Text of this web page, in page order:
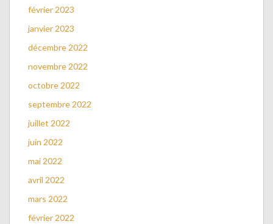
février 2023
janvier 2023
décembre 2022
novembre 2022
octobre 2022
septembre 2022
juillet 2022
juin 2022
mai 2022
avril 2022
mars 2022
février 2022